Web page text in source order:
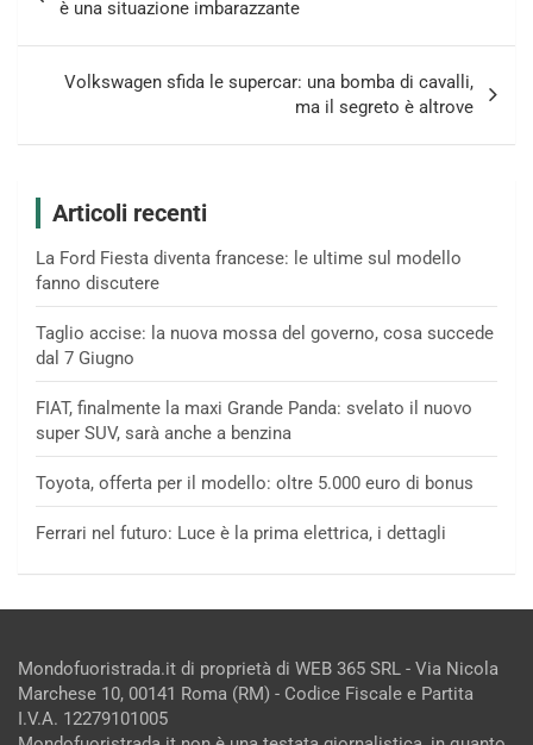
è una situazione imbarazzante
Volkswagen sfida le supercar: una bomba di cavalli,
ma il segreto è altrove
Articoli recenti
La Ford Fiesta diventa francese: le ultime sul modello
fanno discutere
Taglio accise: la nuova mossa del governo, cosa succede
dal 7 Giugno
FIAT, finalmente la maxi Grande Panda: svelato il nuovo
super SUV, sarà anche a benzina
Toyota, offerta per il modello: oltre 5.000 euro di bonus
Ferrari nel futuro: Luce è la prima elettrica, i dettagli
Mondofuoristrada.it di proprietà di WEB 365 SRL - Via Nicola
Marchese 10, 00141 Roma (RM) - Codice Fiscale e Partita
I.V.A. 12279101005